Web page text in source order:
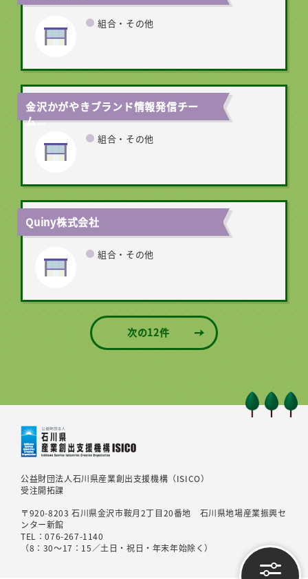
組合・その他
金沢かがやきブランド情報発信チー
ム...
組合・その他
Quiny株式会社
組合・その他
次の12件
公益財団法人石川県産業創出支援機構（ISICO）
受注開拓課
〒920-8203 石川県金沢市鞍月2丁目20番地 石川県地場産業振興セ
ンター新館
TEL：076-267-1140
（8：30～17：15／土日・祝日・年末年始除く）